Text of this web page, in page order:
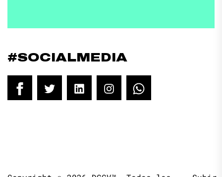
#SOCIALMEDIA
FacebookTwitter LinkedInInstagram